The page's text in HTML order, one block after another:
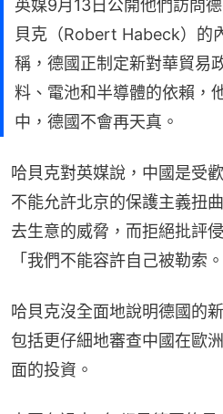
英媒9月13日公開他們訪問
貝克（Robert Habeck）的
稱，德國正制定新對華貿易
料、電池和半導體的依賴，
中，德國不會再天真。
哈貝克對英媒說，中國是受
不能允許北京的保護主義扭
去生意的威脅，而拒絕批評
「我們不能容許自己被勒索。
哈貝克沒全面地說明德國的
包括更仔細地審查中國在歐
面的投資。